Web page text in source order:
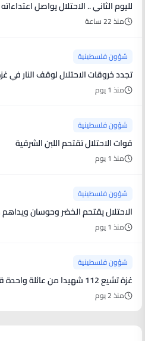
لليوم الثاني .. الاحتلال يواصل اعتداءاته على مخيم قلنديا
منذ 22 ساعة
شؤون فلسطينية
تجدد خروقات الاحتلال لوقف النار في
منذ 1 يوم
شؤون فلسطينية
قوات الاحتلال تقتحم اللبن الشرقية
منذ 1 يوم
شؤون فلسطينية
الاحتلال يقتحم الخضر وحوسان ويداهم
منذ 1 يوم
شؤون فلسطينية
غزة تشيع 112 شهيدا من عائلة واحدة قضوا في حرب الإبادة
منذ 2 يوم